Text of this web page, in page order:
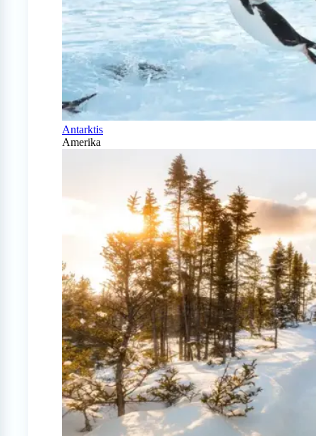
Antarktis
Amerika